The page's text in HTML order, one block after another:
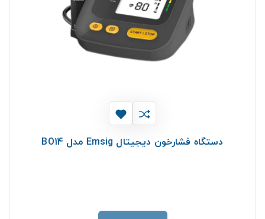
دستگاه فشارخون دیجیتال Emsig مدل BO14